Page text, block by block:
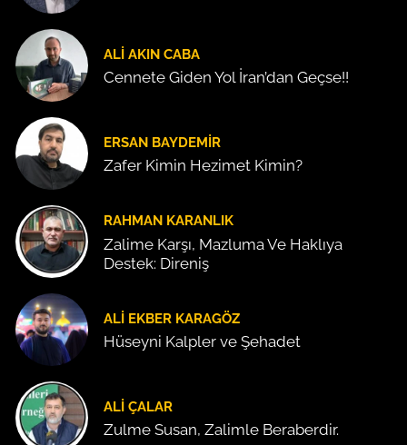
ALI AKIN CABA
Cennete Giden Yol İran’dan Geçse!!
ERSAN BAYDEMIR
Zafer Kimin Hezimet Kimin?
RAHMAN KARANLIK
Zalime Karşı, Mazluma Ve Haklıya
Destek: Direniş
ALI EKBER KARAGÖZ
Hüseyni Kalpler ve Şehadet
ALI ÇALAR
Zulme Susan, Zalimle Beraberdir.